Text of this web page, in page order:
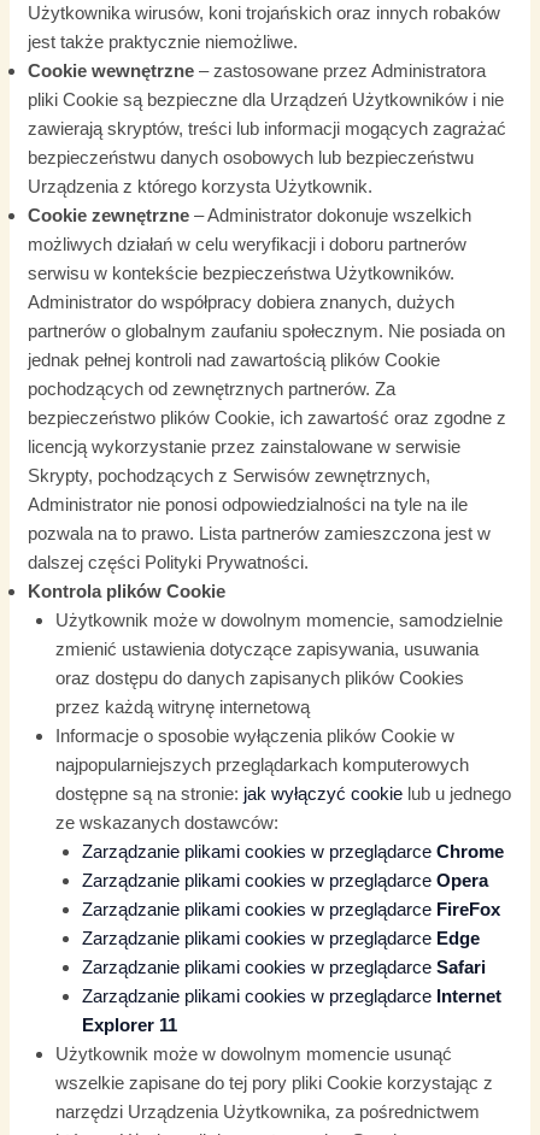
Użytkownika wirusów, koni trojańskich oraz innych robaków
jest także praktycznie niemożliwe.
Cookie wewnętrzne – zastosowane przez Administratora
pliki Cookie są bezpieczne dla Urządzeń Użytkowników i nie
zawierają skryptów, treści lub informacji mogących zagrażać
bezpieczeństwu danych osobowych lub bezpieczeństwu
Urządzenia z którego korzysta Użytkownik.
Cookie zewnętrzne – Administrator dokonuje wszelkich
możliwych działań w celu weryfikacji i doboru partnerów
serwisu w kontekście bezpieczeństwa Użytkowników.
Administrator do współpracy dobiera znanych, dużych
partnerów o globalnym zaufaniu społecznym. Nie posiada on
jednak pełnej kontroli nad zawartością plików Cookie
pochodzących od zewnętrznych partnerów. Za
bezpieczeństwo plików Cookie, ich zawartość oraz zgodne z
licencją wykorzystanie przez zainstalowane w serwisie
Skrypty, pochodzących z Serwisów zewnętrznych,
Administrator nie ponosi odpowiedzialności na tyle na ile
pozwala na to prawo. Lista partnerów zamieszczona jest w
dalszej części Polityki Prywatności.
Kontrola plików Cookie
Użytkownik może w dowolnym momencie, samodzielnie
zmienić ustawienia dotyczące zapisywania, usuwania
oraz dostępu do danych zapisanych plików Cookies
przez każdą witrynę internetową
Informacje o sposobie wyłączenia plików Cookie w
najpopularniejszych przeglądarkach komputerowych
dostępne są na stronie: jak wyłączyć cookielub u jednego
ze wskazanych dostawców:
Zarządzanie plikami cookies w przeglądarceChrome
Zarządzanie plikami cookies w przeglądarceOpera
Zarządzanie plikami cookies w przeglądarce FireFox
Zarządzanie plikami cookies w przeglądarce Edge
Zarządzanie plikami cookies w przeglądarceSafari
Zarządzanie plikami cookies w przeglądarce Internet
Explorer 11
Użytkownik może w dowolnym momencie usunąć
wszelkie zapisane do tej pory pliki Cookie korzystając z
narzędzi Urządzenia Użytkownika, za pośrednictwem